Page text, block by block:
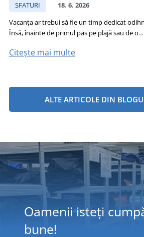
SFATURI
18. 6. 2026
Vacanța ar trebui să fie un timp dedicat
Însă, înainte de primul pas pe plajă sau de o…
Citește mai multe
ALTE ARTICOLE DIN
Oamenii isteți
bune!